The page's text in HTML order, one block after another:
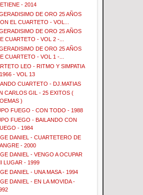
- 2014
DE ORO 25 AÑOS
EL CUARTETO - VOL...
DE ORO 25 AÑOS
CUARTETO - VOL 2 -...
DE ORO 25 AÑOS
CUARTETO - VOL 1 -...
LEO - RITMO Y SIMPATIA
- VOL 13
CUARTETO - DJ.MATIAS
CARLOS GIL - 25 EXITOS (
)
FUEGO - CON TODO - 1988
FUEGO - BAILANDO CON
- 1984
DANIEL - CUARTETERO DE
- 2000
DANIEL - VENGO A OCUPAR
LUGAR - 1999
DANIEL - UNA MASA - 1994
DANIEL - EN LA MOVIDA -